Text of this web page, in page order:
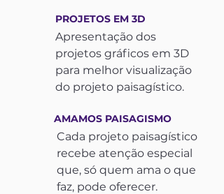
PROJETOS EM 3D
Apresentação dos
projetos gráficos em 3D
para melhor visualização
do projeto paisagístico.
AMAMOS PAISAGISMO
Cada projeto paisagístico
recebe atenção especial
que, só quem ama o que
faz, pode oferecer.